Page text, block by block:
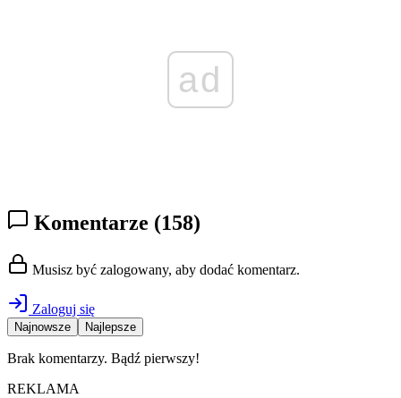
ad
Komentarze (158)
Musisz być zalogowany, aby dodać komentarz.
Zaloguj się
Najnowsze Najlepsze
Brak komentarzy. Bądź pierwszy!
REKLAMA